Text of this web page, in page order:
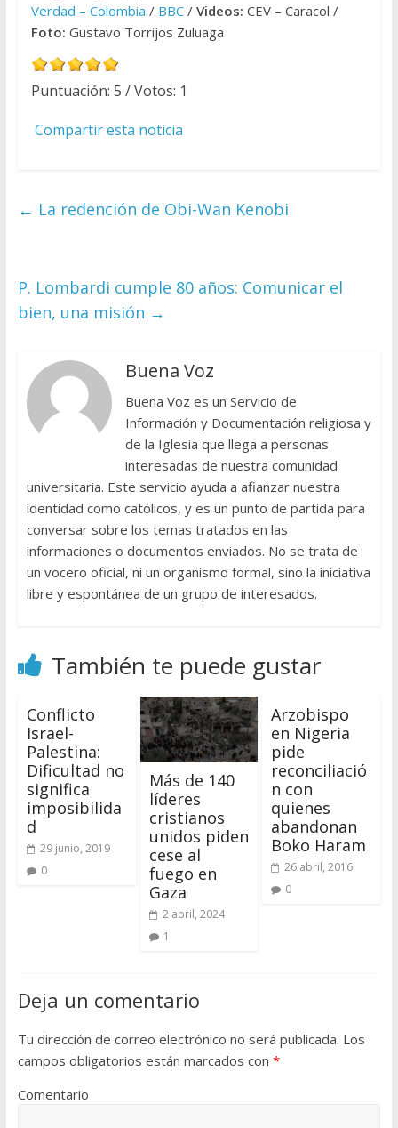
Verdad – Colombia / BBC/ Videos: CEV – Caracol /
Foto: Gustavo Torrijos Zuluaga
Puntuación: 5 / Votos: 1
Compartir esta noticia
← La redención de Obi-Wan Kenobi
P. Lombardi cumple 80 años: Comunicar el
bien, una misión →
Buena Voz
Buena Voz es un Servicio de
Información y Documentación religiosa y
de la Iglesia que llega a personas
interesadas de nuestra comunidad
universitaria. Este servicio ayuda a afianzar nuestra
identidad como católicos, y es un punto de partida para
conversar sobre los temas tratados en las
informaciones o documentos enviados. No se trata de
un vocero oficial, ni un organismo formal, sino la iniciativa
libre y espontánea de un grupo de interesados.
También te puede gustar
Conflicto
Israel-
Palestina:
Dificultad no
significa
imposibilida
d
29 junio, 2019
0
Más de 140
líderes
cristianos
unidos piden
cese al
fuego en
Gaza
2 abril, 2024
1
Arzobispo
en Nigeria
pide
reconciliació
n con
quienes
abandonan
Boko Haram
26 abril, 2016
0
Deja un comentario
Tu dirección de correo electrónico no será publicada. Los
campos obligatorios están marcados con *
Comentario